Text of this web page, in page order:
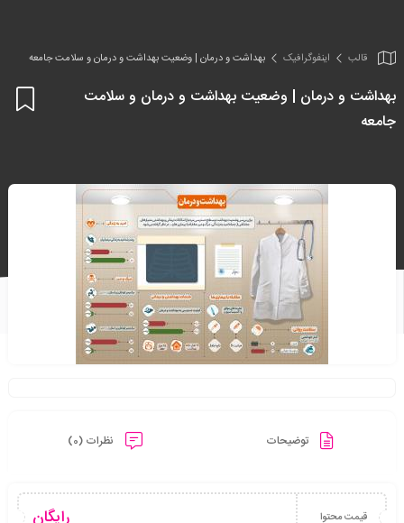
قالب اینفو‌گرافیک بهداشت و درمان | وضعیت بهداشت و درمان و سلامت جامعه
بهداشت و درمان | وضعیت بهداشت و درمان و سلامت
جامعه
توضیحات نظرات (0)
قیمت محتوا رایگان